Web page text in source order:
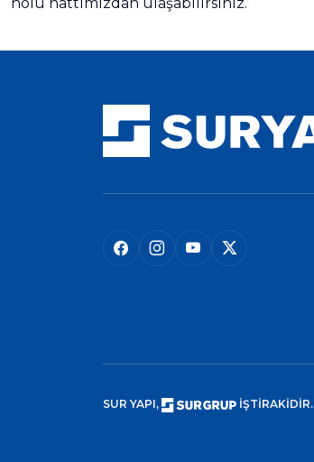
SUR YAPI, İŞTİRAKİDİR.